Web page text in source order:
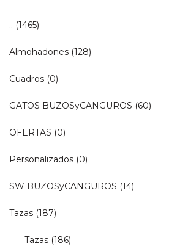
.. (1465)
Almohadones (128)
Cuadros (0)
GATOS BUZOSyCANGUROS (60)
OFERTAS (0)
Personalizados (0)
SW BUZOSyCANGUROS (14)
Tazas (187)
Tazas (186)